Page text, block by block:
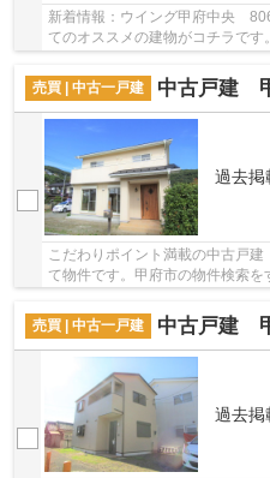
新着情報：ウイング甲府中央
てのオススメの建物がコチラです
方に好評な、清潔感のある室内が
売買 | 中古一戸建
中古戸建
過去掲
こだわりポイント満載の中古戸
て物件です。甲府市の物件検索を
売買 | 中古一戸建
中古戸建
過去掲